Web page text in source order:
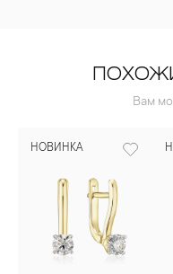
Вам
НОВИНКА